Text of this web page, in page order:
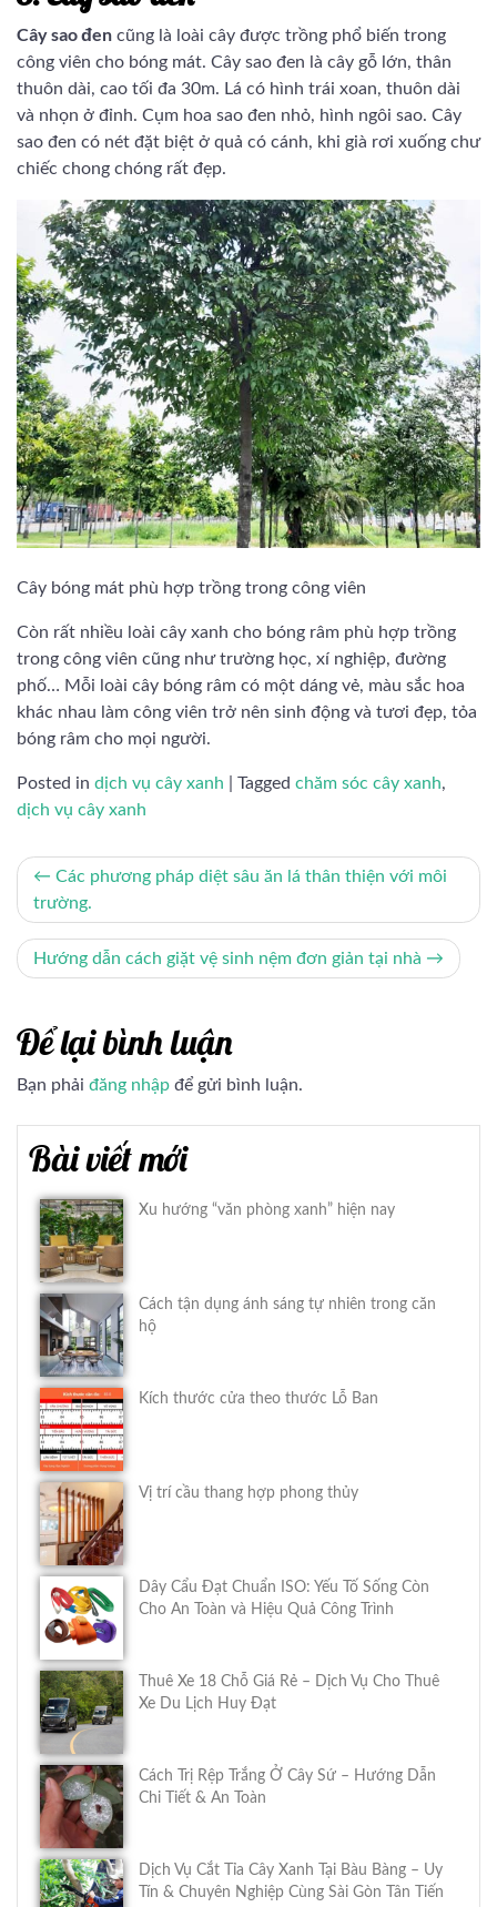
Cây sao đen cũng là loài cây được trồng phổ biến trong
công viên cho bóng mát. Cây sao đen là cây gỗ lớn, thân
thuôn dài, cao tối đa 30m. Lá có hình trái xoan, thuôn dài
và nhọn ở đỉnh. Cụm hoa sao đen nhỏ, hình ngôi sao. Cây
sao đen có nét đặt biệt ở quả có cánh, khi già rơi xuống chư
chiếc chong chóng rất đẹp.
Cây bóng mát phù hợp trồng trong công viên
Còn rất nhiều loài cây xanh cho bóng râm phù hợp trồng
trong công viên cũng như trường học, xí nghiệp, đường
phố… Mỗi loài cây bóng râm có một dáng vẻ, màu sắc hoa
khác nhau làm công viên trở nên sinh động và tươi đẹp, tỏa
bóng râm cho mọi người.
Posted in dịch vụ cây xanh Tagged chăm sóc cây xanh,
dịch vụ cây xanh
Điều
hướng
bài
Các phương pháp diệt sâu ăn lá thân thiện với môi
trường.
Hướng dẫn cách giặt vệ sinh nệm đơn giản tại nhà
Để lại bình luận
Bạn phải đăng nhập để gửi bình luận.
Bài viết mới
Xu hướng “văn phòng xanh” hiện nay
Cách tận dụng ánh sáng tự nhiên trong căn
hộ
Kích thước cửa theo thước Lỗ Ban
Vị trí cầu thang hợp phong thủy
Dây Cẩu Đạt Chuẩn ISO: Yếu Tố Sống Còn
Cho An Toàn và Hiệu Quả Công Trình
Thuê Xe 18 Chỗ Giá Rẻ – Dịch Vụ Cho Thuê
Xe Du Lịch Huy Đạt
Cách Trị Rệp Trắng Ở Cây Sứ – Hướng Dẫn
Chi Tiết & An Toàn
Dịch Vụ Cắt Tỉa Cây Xanh Tại Bàu Bàng – Uy
Tín & Chuyên Nghiệp Cùng Sài Gòn Tân Tiến